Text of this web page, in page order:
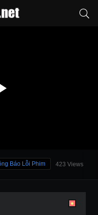
423 Views
Báo Lỗi Phim